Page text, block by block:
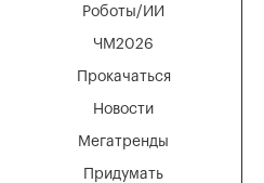
Мегатренды
Придумать
Новости
Роботы/ИИ
ЧМ2026
Прокачаться